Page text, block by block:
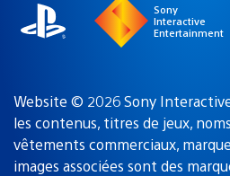
Sony
Interactive
Entertainment
Website © 2026 Sony
les contenus, titres de jeux,
vêtements commerciaux,
images associées sont des